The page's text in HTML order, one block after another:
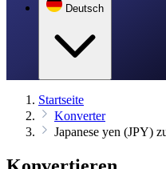
Deutsch
Startseite
Konverter
Japanese yen (JPY)